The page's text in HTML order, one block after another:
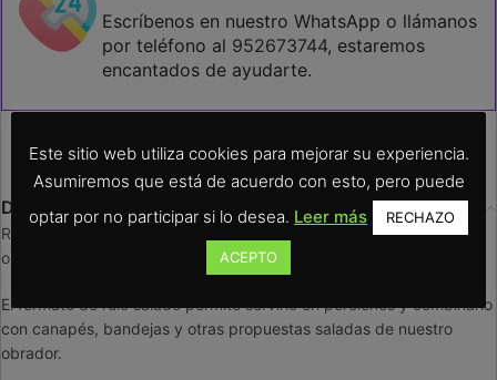
Escríbenos en nuestro WhatsApp o llámanos
por teléfono al 952673744, estaremos
encantados de ayudarte.
Descripción
Rulo anchoa y queso en para 8 personas, preparado para pedidos
online y recogida en Confiterías Montemar Melilla.
El formato de rulo salado permite servirlo en porciones y combinarlo
con canapés, bandejas y otras propuestas saladas de nuestro
obrador.
Este sitio web utiliza cookies para mejorar su experiencia.
Asumiremos que está de acuerdo con esto, pero puede
optar por no participar si lo desea. Leer más RECHAZO
ACEPTO